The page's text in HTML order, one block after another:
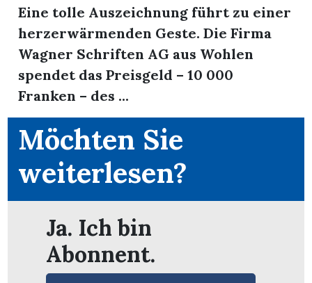
Eine tolle Auszeichnung führt zu einer
herzerwärmenden Geste. Die Firma
Wagner Schriften AG aus Wohlen
spendet das Preisgeld – 10 000
Franken – des ...
Möchten Sie
weiterlesen?
Ja. Ich bin
Abonnent.